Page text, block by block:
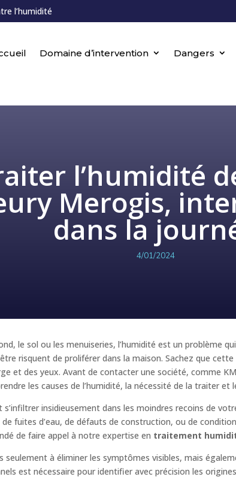
l’humidité
Domaine d’intervention Dangers
l’humidité
Merogis,
dans la
4/01/2024
le sol ou les menuiseries, l’humidité est un problème
risquent de proliférer dans la maison. Sachez que cette
et des yeux. Avant de contacter une société, comme
les causes de l’humidité, la nécessité de la traiter et
insidieusement dans les moindres recoins de
de fuites d’eau, de défauts de construction, ou de
de faire appel à notre expertise en traitement
seulement à éliminer les symptômes visibles, mais
est nécessaire pour identifier avec précision les